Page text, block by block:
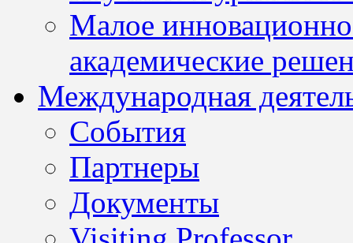
Малое
академические
Международная
События
Партнеры
Документы